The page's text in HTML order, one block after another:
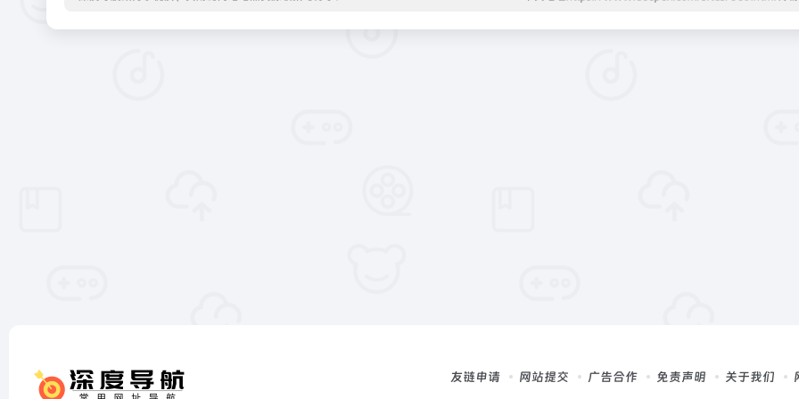
友链申请 网站提交 广告合作 免责声明 关于我们